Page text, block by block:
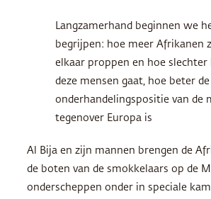
Langzamerhand beginnen we
begrijpen: hoe meer Afrikanen
elkaar proppen en hoe
deze mensen gaat, hoe beter de
onderhandelingspositie van de
tegenover Europa is
Al Bija en zijn mannen brengen de
de boten van de smokkelaars op de
onderscheppen onder in speciale